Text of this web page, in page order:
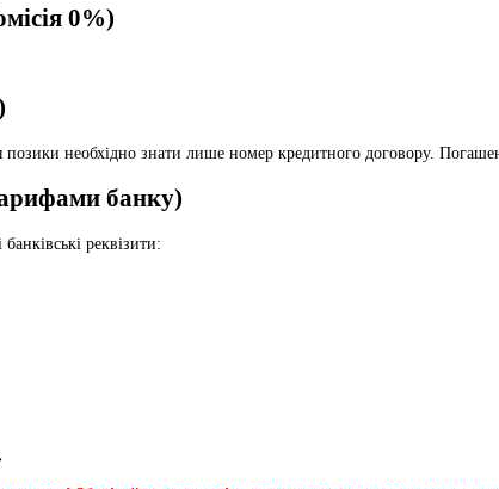
0%)
необхідно знати лише номер кредитного договору.
банку)
реквізити: